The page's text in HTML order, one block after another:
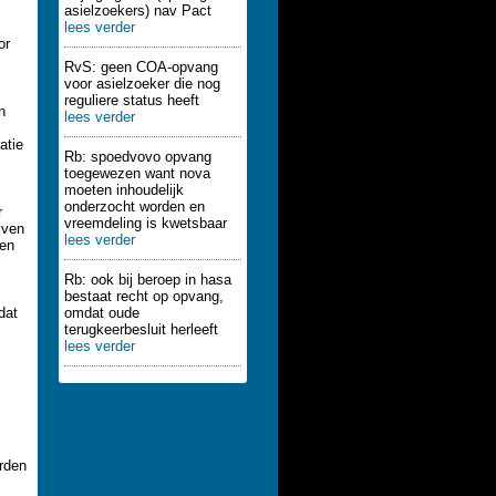
asielzoekers) nav Pact
lees verder
RvS: geen COA-opvang
voor asielzoeker die nog
reguliere status heeft
lees verder
Rb: spoedvovo opvang
toegewezen want nova
moeten inhoudelijk
onderzocht worden en
vreemdeling is kwetsbaar
lees verder
Rb: ook bij beroep in hasa
bestaat recht op opvang,
omdat oude
terugkeerbesluit herleeft
lees verder